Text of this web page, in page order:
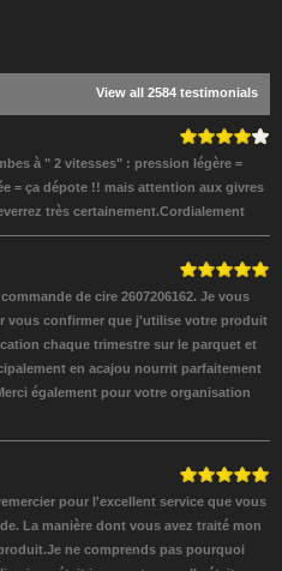
View all 2584 testimonials
à " 2 vitesses" : pression légère =
= ça dépote !! mais attention aux givres
très certainement.Cordialement
de cire 2607206162. Je vous
vous confirmer que j'utilise votre produit
chaque trimestre sur le parquet et
en acajou nourrit parfaitement
également pour votre organisation
pour l'excellent service que vous
La manière dont vous avez traité mon
ne comprends pas pourquoi